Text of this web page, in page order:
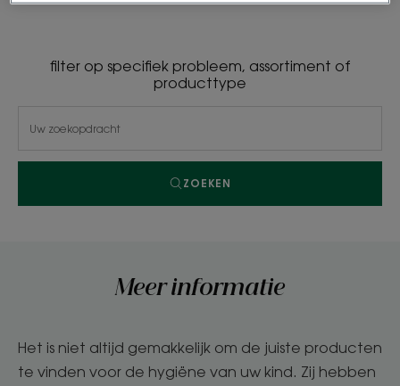
filter op specifiek probleem, assortiment of
producttype
ZOEKEN
Meer informatie
Het is niet altijd gemakkelijk om de juiste producten
te vinden voor de hygiëne van uw kind. Zij hebben